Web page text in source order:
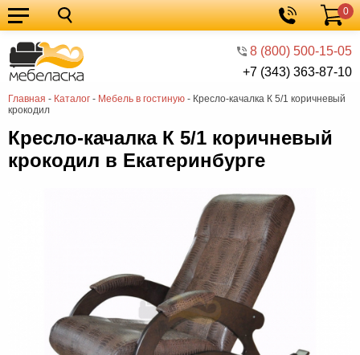
8 (800) 500-15-05
+7 (343) 363-87-10
Корзина
0
Главная - Каталог - Мебель в гостиную - Кресло-качалка К 5/1 коричневый
крокодил
Кухонные
гарнитуры
Мебель
для
кухни
Мебель
для
спальни
Кровати
Шкафы
Диваны
прихожей
Комоды
Кресло-качалка К 5/1 коричневый
крокодил в Екатеринбурге